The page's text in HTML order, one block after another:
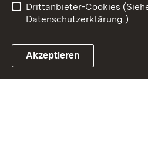
Drittanbieter-Cookies
Datenschutzerklärung.)
Akzeptieren